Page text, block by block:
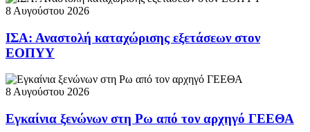
8 Αυγούστου 2026
ΙΣΑ: Αναστολή καταχώρισης εξετάσεων στον
ΕΟΠΥΥ
8 Αυγούστου 2026
Εγκαίνια ξενώνων στη Ρω από τον αρχηγό ΓΕΕΘΑ